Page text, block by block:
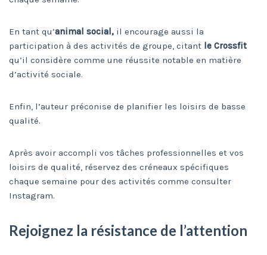
En tant qu’animal social, il encourage aussi la
participation à des activités de groupe, citant le Crossfit
qu’il considère comme une réussite notable en matière
d’activité sociale.
Enfin, l’auteur préconise de planifier les loisirs de basse
qualité.
Après avoir accompli vos tâches professionnelles et vos
loisirs de qualité, réservez des créneaux spécifiques
chaque semaine pour des activités comme consulter
Instagram.
Rejoignez la résistance de l’attention